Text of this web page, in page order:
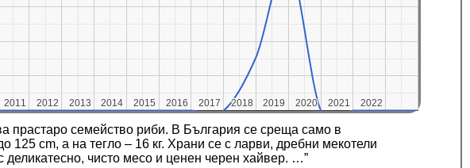
2011
2011 2012
2012 2013
2013 2014
2014 2015
2015 2016
2016 2017
2017 2018
2018 2019
2019 2020
2020 2021
2021 2022
2022
прастаро семейство риби. В България се среща само в
cm, а на тегло – 16 кг. Храни се с ларви, дребни мекотели
чисто месо и ценен черен хайвер. …”